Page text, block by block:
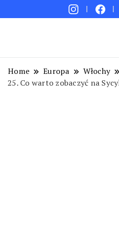
Blog podróżniczy.
na świecie. Ciekawe
wakacje. Porady. Relacje z
Home Europa Włochy
25. Co warto zobaczyć na